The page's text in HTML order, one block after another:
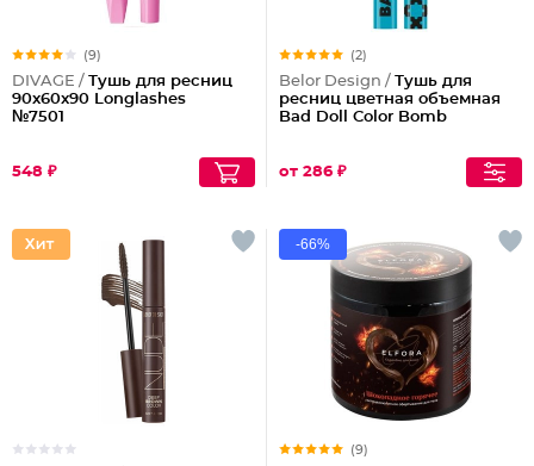
(9)
DIVAGE / Тушь для ресниц
90x60x90 Longlashes
№7501
548 ₽
(2)
Belor Design / Тушь для
ресниц цветная объемная
Bad Doll Color Bomb
от 286 ₽
-66%
(9)